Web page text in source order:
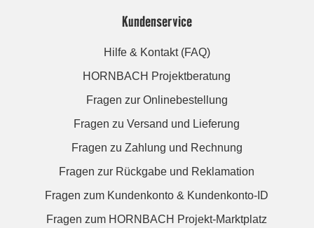
Kundenservice
Hilfe & Kontakt (FAQ)
HORNBACH Projektberatung
Fragen zur Onlinebestellung
Fragen zu Versand und Lieferung
Fragen zu Zahlung und Rechnung
Fragen zur Rückgabe und Reklamation
Fragen zum Kundenkonto & Kundenkonto-ID
Fragen zum HORNBACH Projekt-Marktplatz